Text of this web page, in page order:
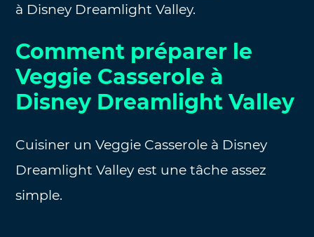
à Disney Dreamlight Valley.
Comment préparer le
Veggie Casserole à
Disney Dreamlight Valley
Cuisiner un Veggie Casserole à Disney
Dreamlight Valley est une tâche assez
simple.